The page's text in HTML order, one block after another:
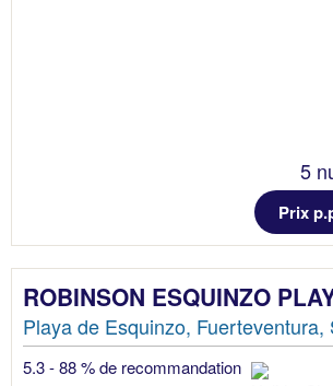
5
Prix
ROBINSON ESQUINZO
Playa de Esquinzo, Fuerteventura,
5.3 - 88 % de recommandation